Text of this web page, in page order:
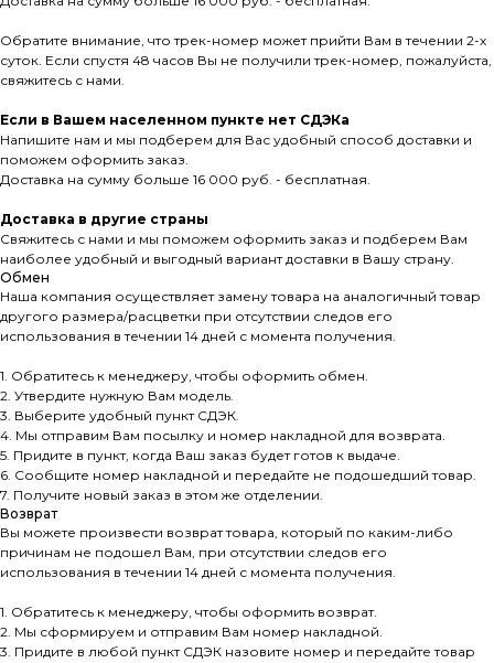
Обратите внимание, что трек-номер может прийти Вам в течении 2-х
суток. Если спустя 48 часов Вы не получили трек-номер, пожалуйста,
свяжитесь с нами.
Если в Вашем населенном пункте нет СДЭКа
Напишите нам и мы подберем для Вас удобный способ доставки и
поможем оформить заказ.
Доставка на сумму больше 16 000 руб. - бесплатная.
Доставка в другие страны
Свяжитесь с нами и мы поможем оформить заказ и подберем Вам
наиболее удобный и выгодный вариант доставки в Вашу страну.
Обмен
Наша компания осуществляет замену товара на аналогичный товар
другого размера/расцветки при отсутствии следов его
использования в течении 14 дней с момента получения.
1. Обратитесь к менеджеру, чтобы оформить обмен.
2. Утвердите нужную Вам модель.
3. Выберите удобный пункт СДЭК.
4. Мы отправим Вам посылку и номер накладной для возврата.
5. Придите в пункт, когда Ваш заказ будет готов к выдаче.
6. Сообщите номер накладной и передайте не подошедший товар.
7. Получите новый заказ в этом же отделении.
Возврат
Вы можете произвести возврат товара, который по каким-либо
причинам не подошел Вам, при отсутствии следов его
использования в течении 14 дней с момента получения.
1. Обратитесь к менеджеру, чтобы оформить возврат.
2. Мы сформируем и отправим Вам номер накладной.
3. Придите в любой пункт СДЭК назовите номер и передайте товар